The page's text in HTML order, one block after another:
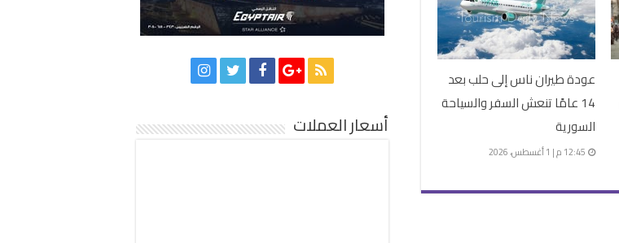
عودة طيران ناس إلى حلب بعد
14 عامًا تنعش السفر والسياحة
السورية
12:45 م | 1 أغسطس، 2026
أسعار العملات